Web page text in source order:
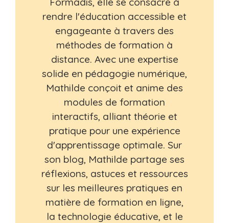
rendre l'éducation accessible et
engageante à travers des
méthodes de formation à
distance. Avec une expertise
solide en pédagogie numérique,
Mathilde conçoit et anime des
modules de formation
interactifs, alliant théorie et
pratique pour une expérience
d'apprentissage optimale. Sur
son blog, Mathilde partage ses
réflexions, astuces et ressources
sur les meilleures pratiques en
matière de formation en ligne,
la technologie éducative, et le